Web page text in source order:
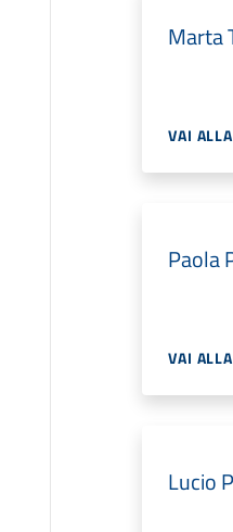
Marta
VAI
Paola
VAI
Lucio